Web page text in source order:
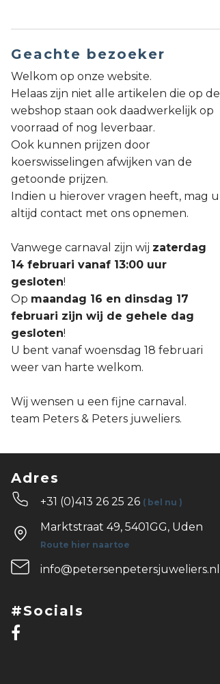
Geachte bezoeker
Welkom op onze website.
Helaas zijn niet alle artikelen die op de
webshop staan ook daadwerkelijk op
voorraad of nog leverbaar.
Ook kunnen prijzen door
koerswisselingen afwijken van de
getoonde prijzen.
Indien u hierover vragen heeft, mag u
altijd contact met ons opnemen.
Vanwege carnaval zijn wij zaterdag
14 februari vanaf 13:00 uur
gesloten!
Op maandag 16 en dinsdag 17
februari zijn wij de gehele dag
gesloten!
U bent vanaf woensdag 18 februari
weer van harte welkom.
Wij wensen u een fijne carnaval.
team Peters & Peters juweliers.
Adres
+31 (0)413 26 25 26 ( bel nu )
Marktstraat 49, 5401GG, Uden
Route hier naartoe
info@petersenpetersjuweliers.nl
#Socials